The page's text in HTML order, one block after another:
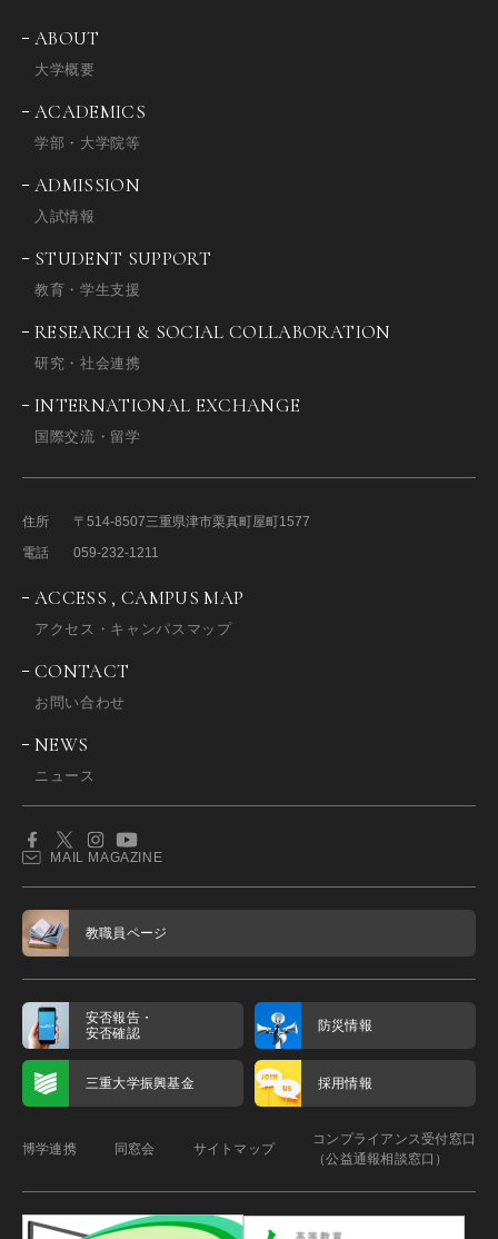
ABOUT
大学概要
ACADEMICS
学部・大学院等
ADMISSION
入試情報
STUDENT SUPPORT
教育・学生支援
RESEARCH & SOCIAL COLLABORATION
研究・社会連携
INTERNATIONAL EXCHANGE
国際交流・留学
住所 〒514-8507三重県津市栗真町屋町1577
電話
059-232-1211
ACCESS , CAMPUS MAP
アクセス・キャンパスマップ
CONTACT
お問い合わせ
NEWS
ニュース
MAIL MAGAZINE
教職員ページ
安否報告・
安否確認
防災情報
三重大学振興基金 採用情報
博学連携 同窓会 サイトマップ
コンプライアンス受付窓口
（公益通報相談窓口）